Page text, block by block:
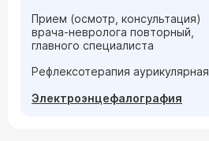
Прием (осмотр, консультация)
врача-невролога повторный,
главного специалиста
Рефлексотерапия аурикулярная
Электроэнцефалография